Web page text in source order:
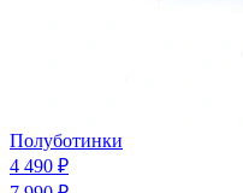
Полуботинки
4 490 ₽